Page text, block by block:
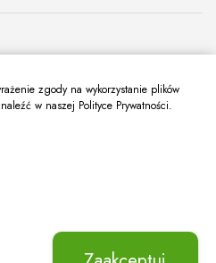
zgody na wykorzystanie plików
w naszej Polityce Prywatności.
pliki cookie oraz cookie HttpOnly.
wymagane do przeglądania witryny